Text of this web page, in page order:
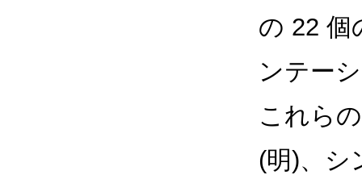
の 22 個
ンテー
これら
(明)、シ